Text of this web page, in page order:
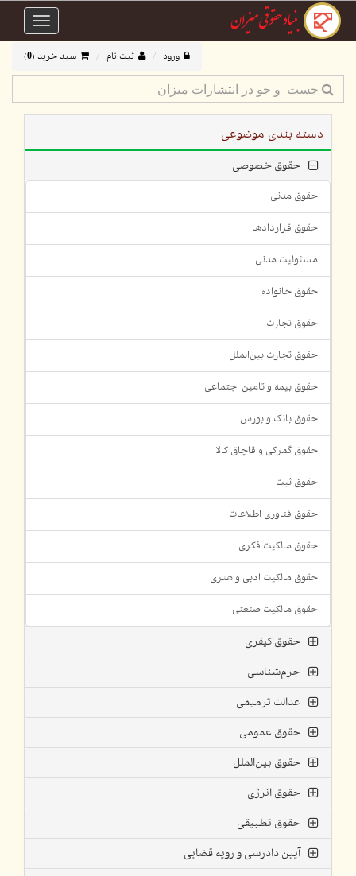
Toggle
ورود ثبت نام سبد خرید (0
)
دسته بندی موضوعی
حقوق خصوصی
حقوق مدنی
حقوق قراردادها
مسئولیت مدنی
حقوق خانواده
حقوق تجارت
حقوق تجارت بین‌الملل
حقوق بیمه و تامین اجتماعی
حقوق بانک و بورس
حقوق گمرکی و قاچاق کالا
حقوق ثبت
حقوق فناوری اطلاعات
حقوق مالکیت فکری
حقوق مالکیت ادبی و هنری
حقوق مالکیت صنعتی
حقوق کیفری
جرم‌شناسی
عدالت ترمیمی
حقوق عمومی
حقوق بین‌الملل
حقوق انرژی
حقوق تطبیقی
آیین دادرسی و رویه قضایی